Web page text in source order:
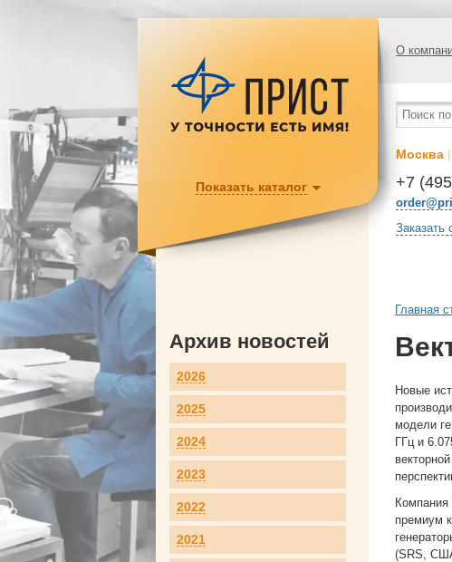
О
Москва |
+7
Заказать
Показать каталог
Архив новостей
2026
2025
2024
2023
2022
2021
Главная
Новые
модели
ГГц и
премиум
(SRS,